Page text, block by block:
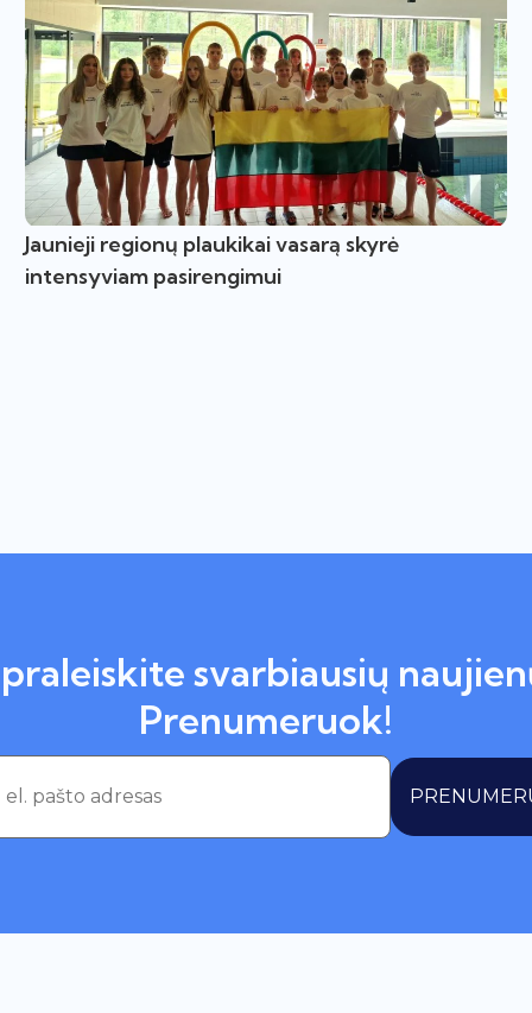
Jaunieji regionų plaukikai vasarą skyrė
intensyviam pasirengimui
svarbiausių
Prenumeruok!